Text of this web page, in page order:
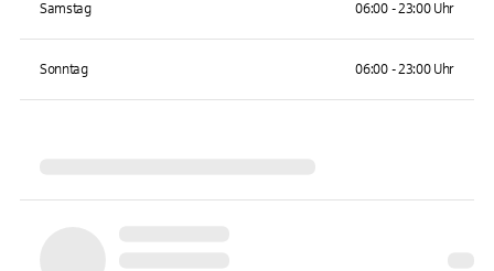
Samstag 06:00 - 23:00 Uhr
Sonntag 06:00 - 23:00 Uhr